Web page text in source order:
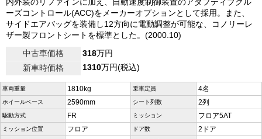
ーズコントロール(ACC)をメーカーオプションとして採用。また、
サイドエアバッグを装備し12方向に電動調整が可能な、コノリーレ
ザー製フロントシートを標準とした。(2000.10)
中古車価格
318万円
新車時価格
1310万円(税込)
車両重量 1810kg 乗車定員 4名
ホイールベース 2590mm シート列数 2列
駆動方式 FR ミッション フロア5AT
ミッション位置 フロア ドア数 2ドア